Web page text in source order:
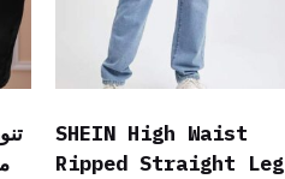
SHEIN High Waist
Ripped Straight Leg